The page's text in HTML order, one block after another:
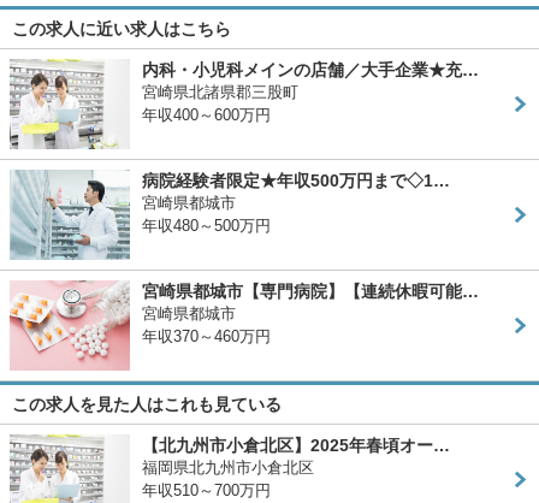
この求人に近い求人はこちら
内科・小児科メインの店舗／大手企業★充…
宮崎県北諸県郡三股町
年収400～600万円
病院経験者限定★年収500万円まで◇1…
宮崎県都城市
年収480～500万円
宮崎県都城市【専門病院】【連続休暇可能…
宮崎県都城市
年収370～460万円
この求人を見た人はこれも見ている
【北九州市小倉北区】2025年春頃オー…
福岡県北九州市小倉北区
年収510～700万円